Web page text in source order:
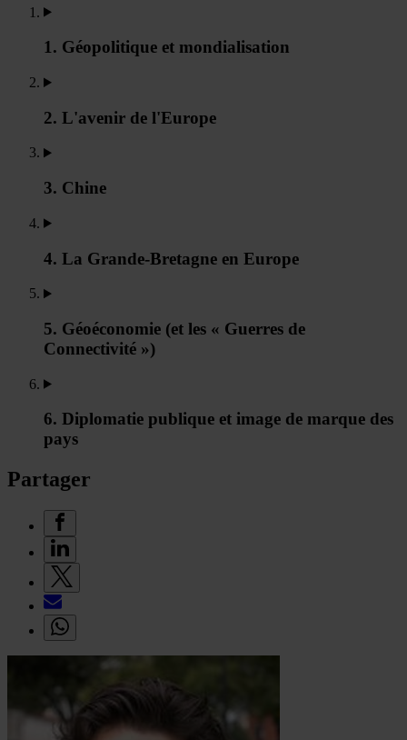
1. Géopolitique et mondialisation
2. L'avenir de l'Europe
3. Chine
4. La Grande-Bretagne en Europe
5. Géoéconomie (et les « Guerres de
Connectivité »)
6. Diplomatie publique et image de marque des
pays
Partager